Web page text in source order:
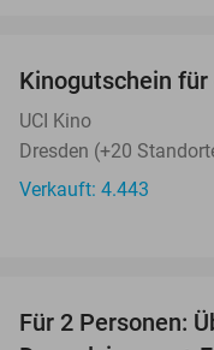
Kinogutschein für
UCI Kino
Dresden (+20
Verkauft: 4.443
Für 2 Personen: